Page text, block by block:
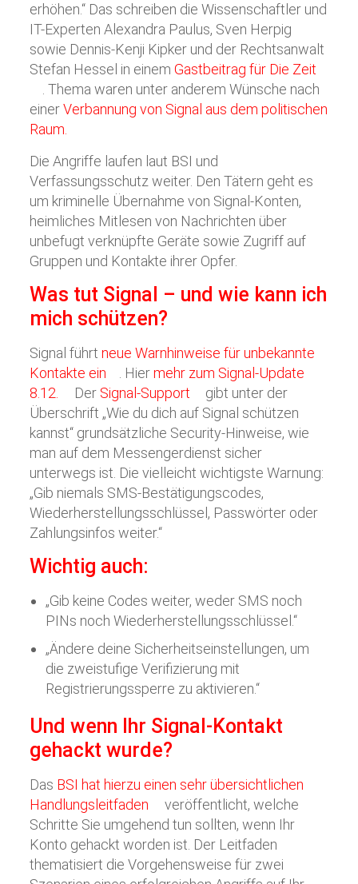
erhöhen.“ Das schreiben die Wissenschaftler und
IT-Experten Alexandra Paulus, Sven Herpig
sowie Dennis-Kenji Kipker und der Rechtsanwalt
Stefan Hessel in einemGastbeitrag für Die Zeit
. Thema waren unter anderem Wünsche nach
einerVerbannung von Signal aus dem politischen
Raum.
Die Angriffe laufen laut BSI und
Verfassungsschutz weiter. Den Tätern geht es
um kriminelle Übernahme von Signal-Konten,
heimliches Mitlesen von Nachrichten über
unbefugt verknüpfte Geräte sowie Zugriff auf
Gruppen und Kontakte ihrer Opfer.
Was tut Signal – und wie kann ich
mich schützen?
Signal führtneue Warnhinweise für unbekannte
Kontakte ein
. Hiermehr zum Signal-Update
8.12.
Der Signal-Support
gibt unter der
Überschrift „Wie du dich auf Signal schützen
kannst“ grundsätzliche Security-Hinweise, wie
man auf dem Messengerdienst sicher
unterwegs ist. Die vielleicht wichtigste Warnung:
„Gib niemals SMS-Bestätigungscodes,
Wiederherstellungsschlüssel, Passwörter oder
Zahlungsinfos weiter.“
Wichtig auch:
„Gib keine Codes weiter, weder SMS noch
PINs noch Wiederherstellungsschlüssel.“
„Ändere deine Sicherheitseinstellungen, um
die zweistufige Verifizierung mit
Registrierungssperre zu aktivieren.“
Und wenn Ihr Signal-Kontakt
gehackt wurde?
Das BSI hat hierzu einen sehr übersichtlichen
Handlungsleitfaden
veröffentlicht, welche
Schritte Sie umgehend tun sollten, wenn Ihr
Konto gehackt worden ist. Der Leitfaden
thematisiert die Vorgehensweise für zwei